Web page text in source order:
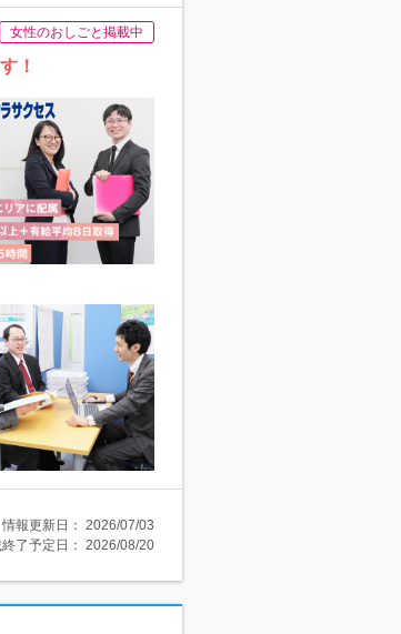
女性のおしごと掲載中
！
情報更新日： 2026/07/03
了予定日： 2026/08/20